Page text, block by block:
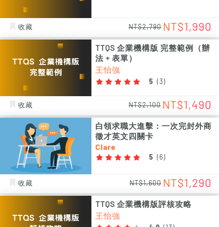
收藏 NT$2,790 NT$1,990
TTQS 企業機構版 完整範例（辦
法 + 表單）
王怡強
5 ( 3 )
收藏 NT$2,100 NT$1,490
白領求職大進擊：一次完封外商
徵才英文四關卡
Clare
5 ( 6 )
收藏 NT$1,600 NT$1,290
TTQS 企業機構版評核攻略
王怡強